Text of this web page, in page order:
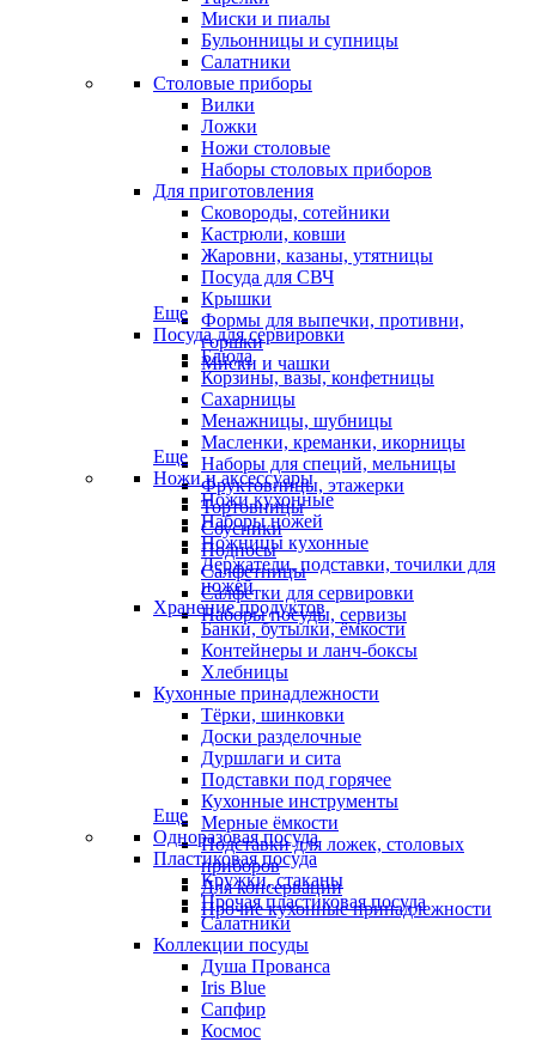
Миски и пиалы
Бульонницы и супницы
Салатники
Столовые приборы
Вилки
Ложки
Ножи столовые
Наборы столовых приборов
Для приготовления
Сковороды, сотейники
Кастрюли, ковши
Жаровни, казаны, утятницы
Посуда для СВЧ
Крышки
Формы для выпечки, противни,
горшки
Миски и чашки
Еще
Посуда для сервировки
Блюда
Корзины, вазы, конфетницы
Сахарницы
Менажницы, шубницы
Масленки, креманки, икорницы
Наборы для специй, мельницы
Фруктовницы, этажерки
Тортовницы
Соусники
Подносы
Салфетницы
Салфетки для сервировки
Наборы посуды, сервизы
Еще
Ножи и аксессуары
Ножи кухонные
Наборы ножей
Ножницы кухонные
Держатели, подставки, точилки для
ножей
Хранение продуктов
Банки, бутылки, ёмкости
Контейнеры и ланч-боксы
Хлебницы
Кухонные принадлежности
Тёрки, шинковки
Доски разделочные
Дуршлаги и сита
Подставки под горячее
Кухонные инструменты
Мерные ёмкости
Подставки для ложек, столовых
приборов
Для консервации
Прочие кухонные принадлежности
Еще
Одноразовая посуда
Пластиковая посуда
Кружки, стаканы
Прочая пластиковая посуда
Салатники
Коллекции посуды
Душа Прованса
Iris Blue
Сапфир
Космос